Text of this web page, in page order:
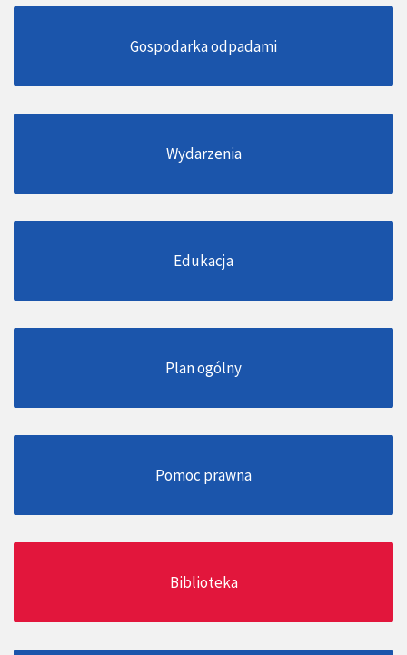
Gospodarka odpadami
Wydarzenia
Edukacja
Plan ogólny
Pomoc prawna
Biblioteka